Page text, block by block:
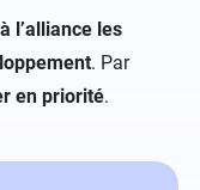
l’alliance les
. Par
en priorité.